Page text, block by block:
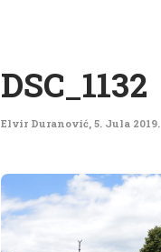
DSC_1132
Elvir Duranović, 5. Jula 2019.